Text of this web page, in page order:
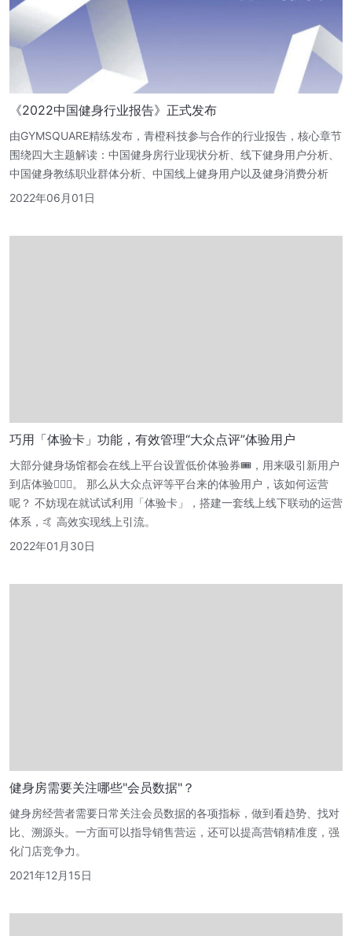
《2022中国健身行业报告》正式发布
由GYMSQUARE精练发布，青橙科技参与合作的行业报告，核心章节
围绕四大主题解读：中国健身房行业现状分析、线下健身用户分析、
中国健身教练职业群体分析、中国线上健身用户以及健身消费分析
2022年06月01日
巧用「体验卡」功能，有效管理“大众点评”体验用户
大部分健身场馆都会在线上平台设置低价体验券🎟，用来吸引新用户
到店体验🏃🏻‍♂️。 那么从大众点评等平台来的体验用户，该如何运营
呢？ 不妨现在就试试利用「体验卡」，搭建一套线上线下联动的运营
体系，🤙 高效实现线上引流。
2022年01月30日
健身房需要关注哪些"会员数据"？
健身房经营者需要日常关注会员数据的各项指标，做到看趋势、找对
比、溯源头。一方面可以指导销售营运，还可以提高营销精准度，强
化门店竞争力。
2021年12月15日